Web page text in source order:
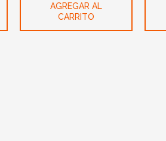
AGREGAR AL
CARRITO